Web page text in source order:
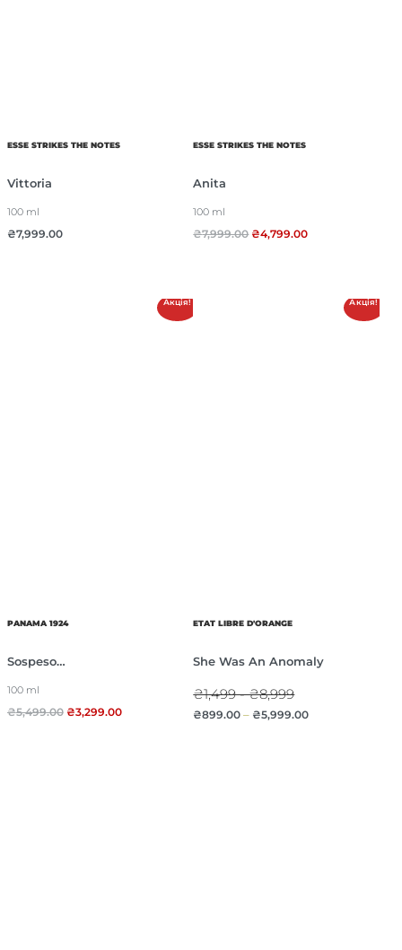
ESSE STRIKES THE NOTES
Vittoria
100 ml
₴7,999.00
ESSE STRIKES THE NOTES
Anita
100 ml
₴7,999.00 ₴4,799.00
Акція!
PANAMA 1924
Sospeso…
100 ml
₴5,499.00 ₴3,299.00
Акція!
ETAT LIBRE D'ORANGE
She Was An Anomaly
₴1,499 - ₴8,999
₴899.00 – ₴5,999.00